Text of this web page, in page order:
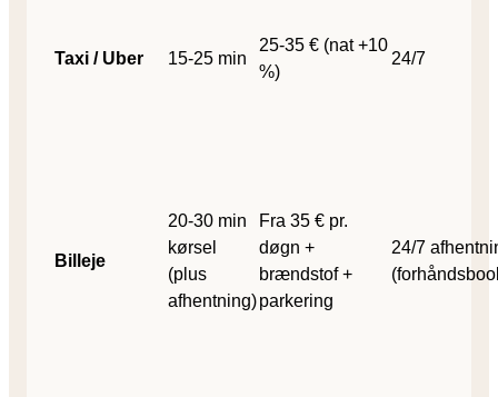
Taxi / Uber 15-25 min
25-35 € (nat +10
%)
24/7
Billeje
20-30 min
kørsel
(plus
afhentning)
Fra 35 € pr.
døgn +
brændstof +
parkering
24/7